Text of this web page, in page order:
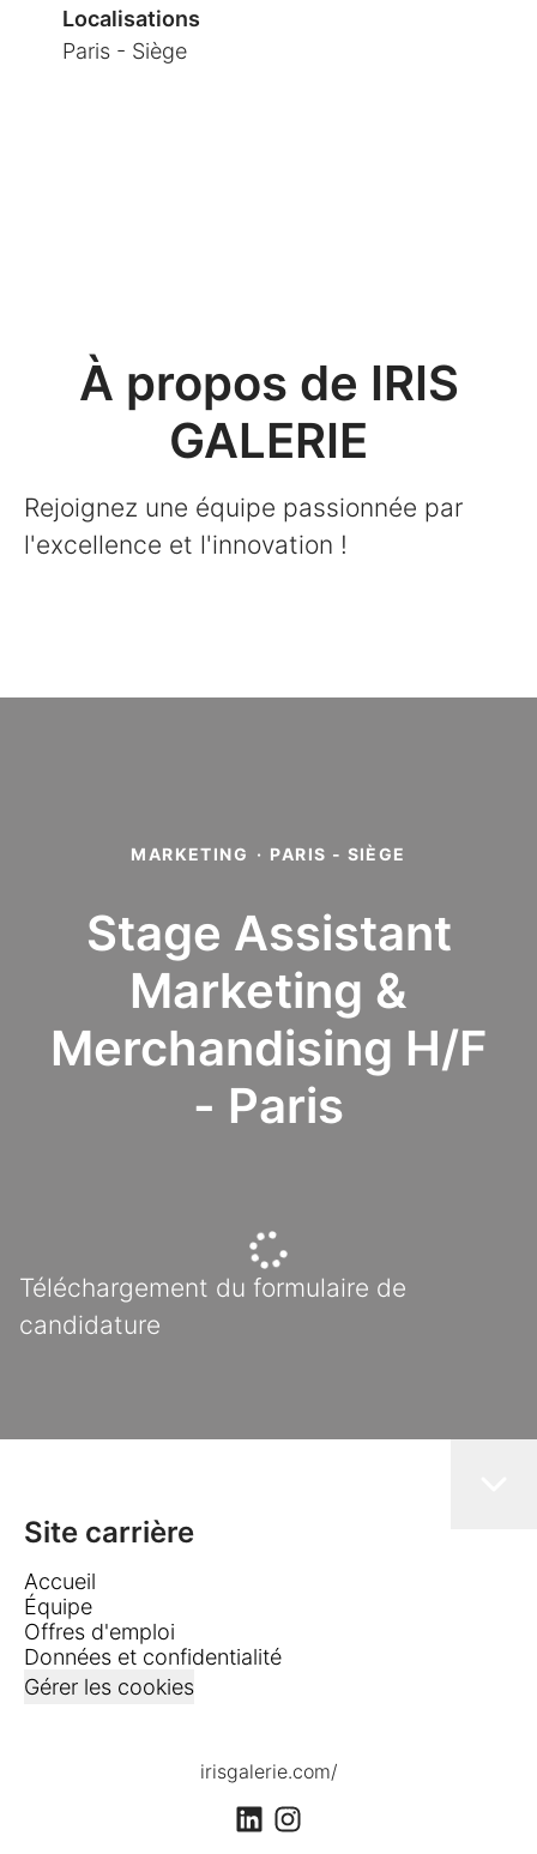
Localisations
Paris - Siège
À propos de IRIS
GALERIE
Rejoignez une équipe passionnée par
l'excellence et l'innovation !
MARKETING · PARIS - SIÈGE
Stage Assistant
Marketing &
Merchandising H/F
- Paris
Téléchargement du formulaire de
candidature
Site carrière
Accueil
Équipe
Offres d'emploi
Données et confidentialité
Gérer les cookies
irisgalerie.com/